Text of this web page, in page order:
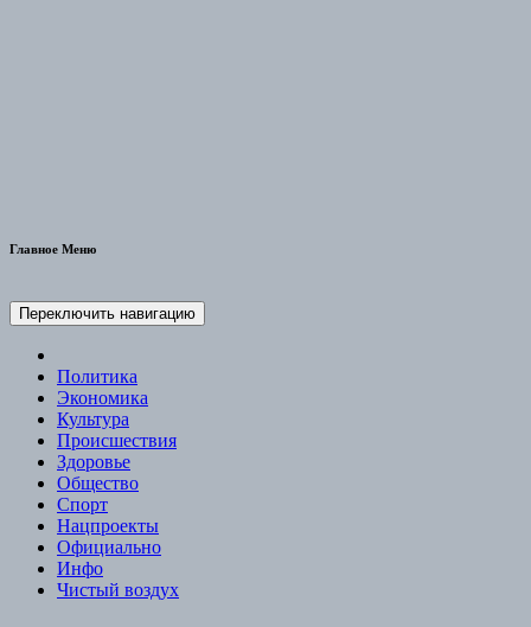
Главное Меню
Переключить навигацию
Политика
Экономика
Культура
Происшествия
Здоровье
Общество
Спорт
Нацпроекты
Официально
Инфо
Чистый воздух